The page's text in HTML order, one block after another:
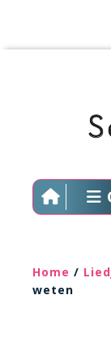
Home /
weten